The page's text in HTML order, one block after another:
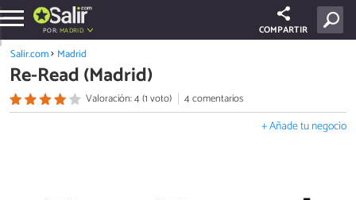
POR: MADRID COMPARTIR
Salir.com Madrid
Re-Read (Madrid)
Valoración: 4 (1 voto) 4 comentarios
+ Añade tu negocio